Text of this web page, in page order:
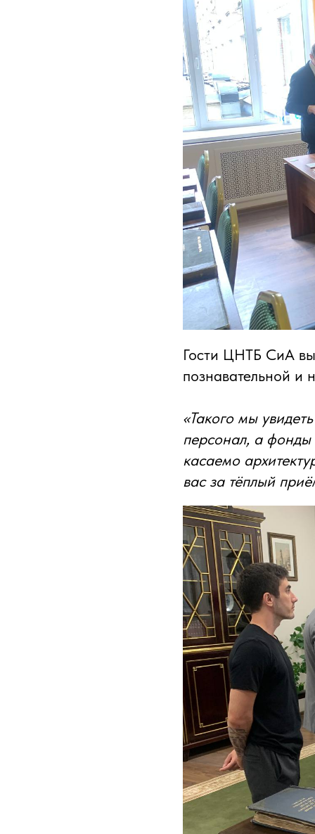
Гости ЦНТБ СиА
познавательной и
«Такого мы
персонал, а фонды
касаемо
вас за тёплый